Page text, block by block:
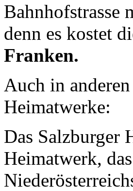
Bahnhofstrasse
denn es kostet
Franken.
Auch in
Heimatwerke:
Das Salzburger
Heimatwerk,